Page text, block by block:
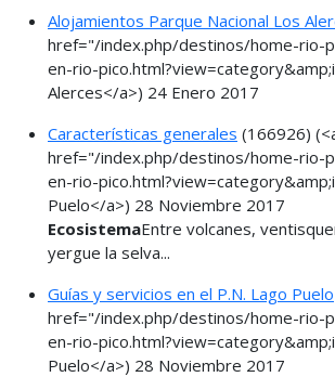
Alojamientos Parque Nacional Los
href="/index.php/destinos/home-rio-
en-rio-
Alerces</a>) 24 Enero 2017
Características generales (166926)
href="/index.php/destinos/home-rio-
en-rio-
Puelo</a>) 28 Noviembre 2017
EcosistemaEntre volcanes,
yergue la selva...
Guías y servicios en el P.N. Lago Puelo
href="/index.php/destinos/home-rio-
en-rio-
Puelo</a>) 28 Noviembre 2017